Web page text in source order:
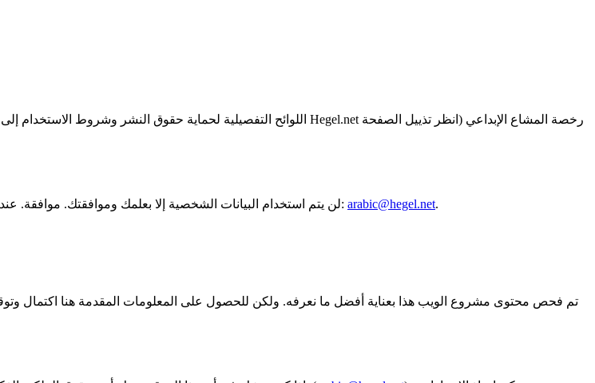
اللوائح التفصيلية لحماية حقوق النشر وشروط الاستخدام إلى
لن يتم استخدام البيانات الشخصية إلا بعلمك وموافقتك. موافقة. عند الطلب ، سوف تتلقى معلومات مجانية على البيانات الشخصية المخزنة عنك. يرجى الاتصال بـ: arabic@hegel.net.
تم فحص محتوى مشروع الويب هذا بعناية أفضل ما نعرفه. ولكن للحصول على المعلومات المقدمة هنا اكتمال